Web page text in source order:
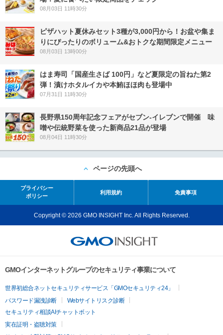
08月03日 11時30分
ピザハット夏休みセット3種が3,000円から！お盆や集ま
りにぴったりのボリューム&おトクな期間限定メニュー
08月03日 13時00分
はま寿司「国産生さば 100円」など夏限定の旨ねた第2
弾！漬けホタルイカや本鮪ほほ肉も登場中
07月31日 11時30分
長野県150周年記念フェアがセブン-イレブンで開催 味
噌や伝統野菜を使った新商品21品が登場
08月04日 11時30分
ページの先頭へ
プライバシー
ポリシー
利用規約 免責事項
Copyright © 2026 GMO INSIGHT Inc. All Rights Reserved.
GMOインターネットグループのセキュリティ事業について
世界初総合ネットセキュリティサービス「GMOセキュリティ24」
パスワード漏洩診断
Webサイトリスク診断
セキュリティ相談AIチャットボット
実在証明・盗聴対策